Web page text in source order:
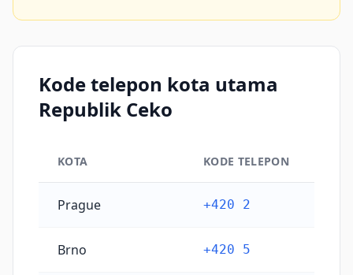
Kode telepon kota utama
Republik Ceko
KOTA KODE TELEPON
Prague +420 2
Brno +420 5